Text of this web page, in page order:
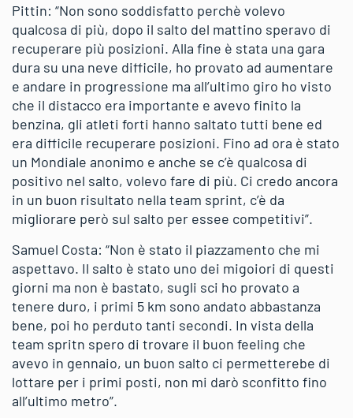
Pittin: “Non sono soddisfatto perchè volevo
qualcosa di più, dopo il salto del mattino speravo di
recuperare più posizioni. Alla fine è stata una gara
dura su una neve difficile, ho provato ad aumentare
e andare in progressione ma all’ultimo giro ho visto
che il distacco era importante e avevo finito la
benzina, gli atleti forti hanno saltato tutti bene ed
era difficile recuperare posizioni. Fino ad ora è stato
un Mondiale anonimo e anche se c’è qualcosa di
positivo nel salto, volevo fare di più. Ci credo ancora
in un buon risultato nella team sprint, c’è da
migliorare però sul salto per essee competitivi”.
Samuel Costa: “Non è stato il piazzamento che mi
aspettavo. Il salto è stato uno dei migoiori di questi
giorni ma non è bastato, sugli sci ho provato a
tenere duro, i primi 5 km sono andato abbastanza
bene, poi ho perduto tanti secondi. In vista della
team spritn spero di trovare il buon feeling che
avevo in gennaio, un buon salto ci permetterebe di
lottare per i primi posti, non mi darò sconfitto fino
all’ultimo metro”.